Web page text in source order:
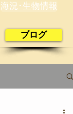
海況･生物情報
ブログ